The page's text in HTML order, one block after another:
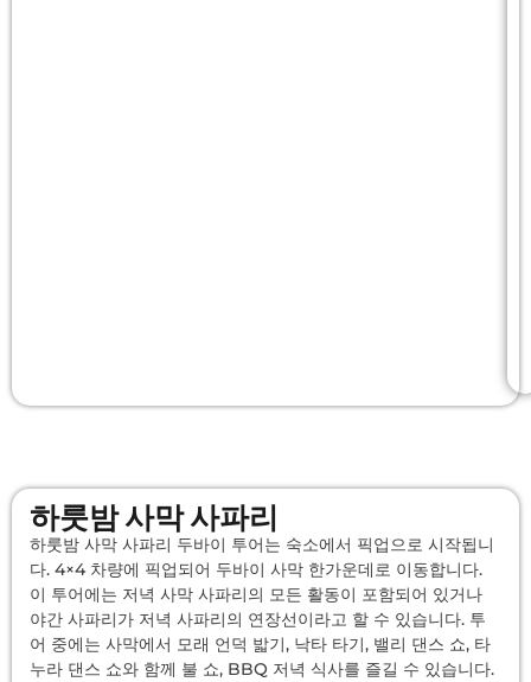
하룻밤 사막 사파리
하룻밤 사막 사파리 두바이 투어는 숙소에서 픽업으로 시작됩니
다. 4×4 차량에 픽업되어 두바이 사막 한가운데로 이동합니다.
이 투어에는 저녁 사막 사파리의 모든 활동이 포함되어 있거나
야간 사파리가 저녁 사파리의 연장선이라고 할 수 있습니다. 투
어 중에는 사막에서 모래 언덕 밟기, 낙타 타기, 밸리 댄스 쇼, 타
누라 댄스 쇼와 함께 불 쇼, BBQ 저녁 식사를 즐길 수 있습니다.